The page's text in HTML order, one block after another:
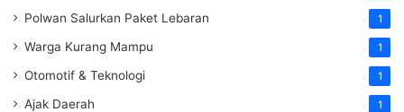
Polwan Salurkan Paket Lebaran 1
Warga Kurang Mampu 1
Otomotif & Teknologi 1
Ajak Daerah 1